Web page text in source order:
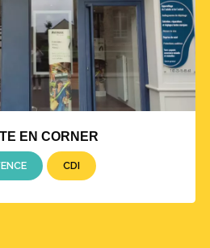
EN CORNER
CDI